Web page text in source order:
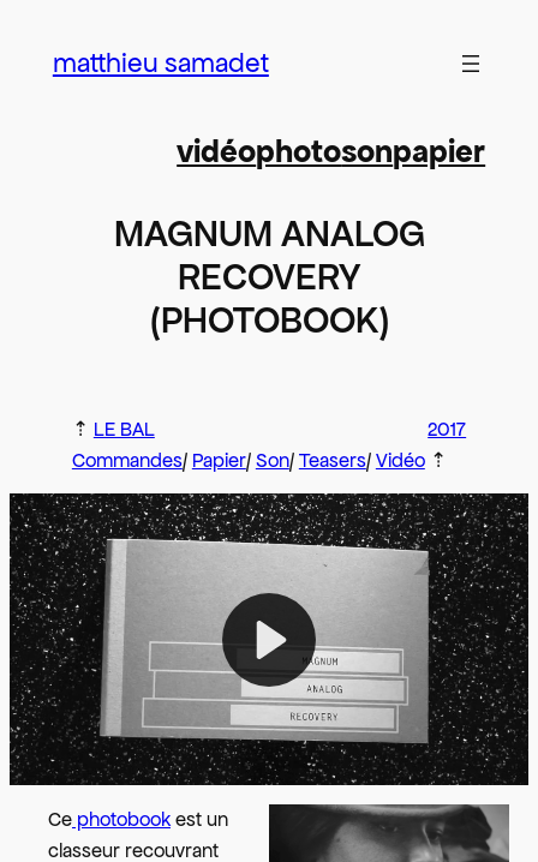
matthieu samadet
vidéophotosonpapier
MAGNUM ANALOG
RECOVERY
(PHOTOBOOK)
⇡ LE BAL
2017
Commandes/ Papier/ Son/ Teasers/ Vidéo⇡
Ce photobookest un
classeur recouvrant